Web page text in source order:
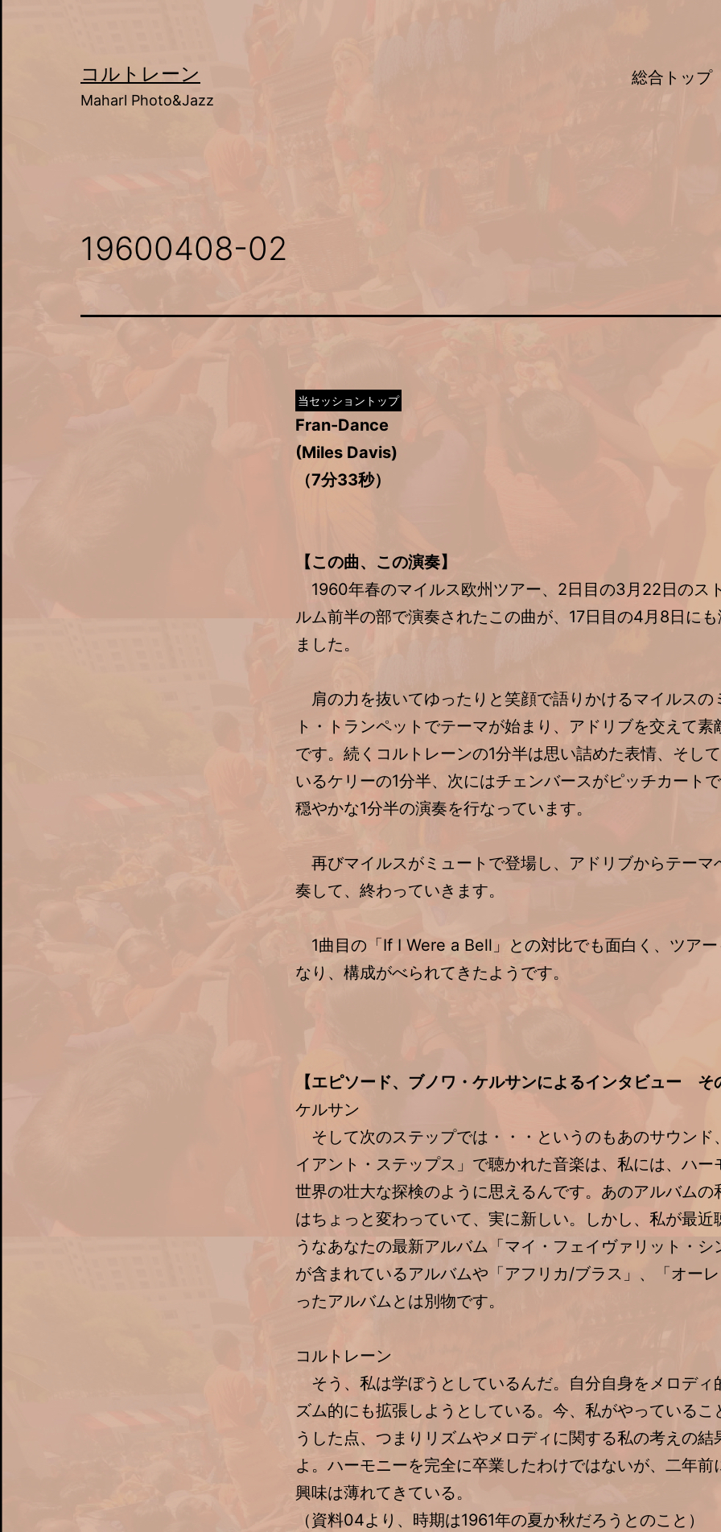
コルトレーン
Maharl Photo&Jazz
総合トップ
19600408-02
当セッショントップ
Fran-Dance
(Miles Davis)
（7分33秒）
【この曲、この演奏】
1960年春のマイルス欧州ツアー、2日目の3月22日のス
ルム前半の部で演奏されたこの曲が、17日目の4月8日に
ました。
肩の力を抜いてゆったりと笑顔で語りかけるマイルスの
ト・トランペットでテーマが始まり、アドリブを交えて素
です。続くコルトレーンの1分半は思い詰めた表情、そし
いるケリーの1分半、次にはチェンバースがピッチカート
穏やかな1分半の演奏を行なっています。
再びマイルスがミュートで登場し、アドリブからテーマ
奏して、終わっていきます。
1曲目の「If I Were a Bell」との対比でも面白く、ツア
なり、構成がべられてきたようです。
【エピソード、ブノワ・ケルサンによるインタビュー そ
ケルサン
そして次のステップでは・・・というのもあのサウンド
イアント・ステップス」で聴かれた音楽は、私には、ハー
世界の壮大な探検のように思えるんです。あのアルバムの
はちょっと変わっていて、実に新しい。しかし、私が最近
うなあなたの最新アルバム「マイ・フェイヴァリット・シ
が含まれているアルバムや「アフリカ/ブラス」、「オー
ったアルバムとは別物です。
コルトレーン
そう、私は学ぼうとしているんだ。自分自身をメロディ
ズム的にも拡張しようとしている。今、私がやっているこ
うした点、つまりリズムやメロディに関する私の考えの結
よ。ハーモニーを完全に卒業したわけではないが、二年前
興味は薄れてきている。
（資料04より、時期は1961年の夏か秋だろうとのこと）